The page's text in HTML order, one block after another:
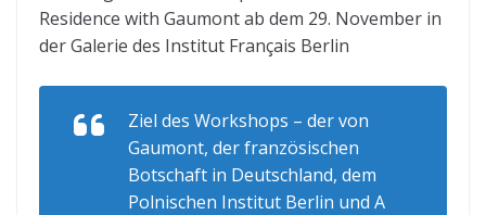
Residence with Gaumont ab dem 29. November in
der Galerie des Institut Français Berlin
Ziel des Workshops – der von
Gaumont, der französischen
Botschaft in Deutschland, dem
Polnischen Institut Berlin und A